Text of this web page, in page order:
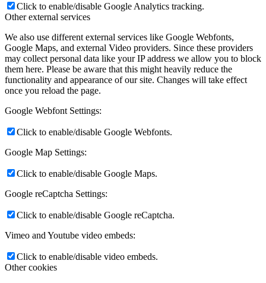
Click to enable/disable Google Analytics tracking.
Other external services
We also use different external services like Google Webfonts,
Google Maps, and external Video providers. Since these providers
may collect personal data like your IP address we allow you to block
them here. Please be aware that this might heavily reduce the
functionality and appearance of our site. Changes will take effect
once you reload the page.
Google Webfont Settings:
Click to enable/disable Google Webfonts.
Google Map Settings:
Click to enable/disable Google Maps.
Google reCaptcha Settings:
Click to enable/disable Google reCaptcha.
Vimeo and Youtube video embeds:
Click to enable/disable video embeds.
Other cookies